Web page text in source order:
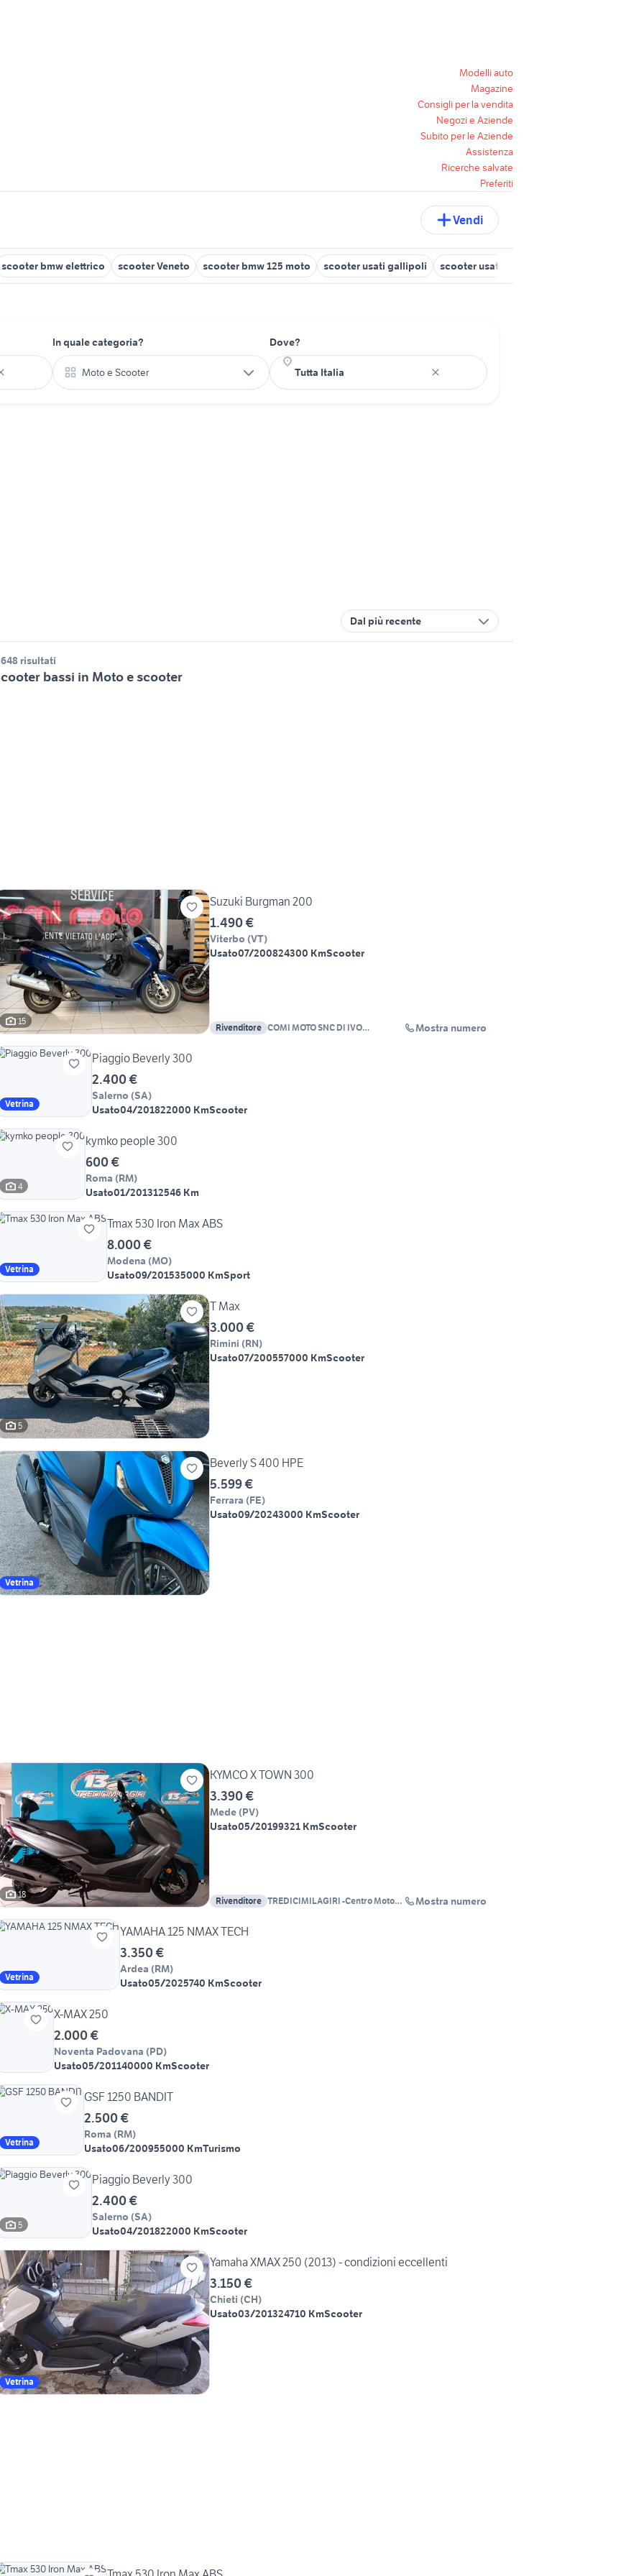
Modelli auto
Magazine
Consigli per la vendita
Negozi e Aziende
Subito per le Aziende
Assistenza
Ricerche salvate
Preferiti
Vendi
scooter bmw elettrico scooter Veneto scooter bmw 125 moto scooter usati gallipoli scooter usati umbria
In quale categoria?
Moto e Scooter
Dove?
Dal più recente
risultati
bassi in Moto e scooter
15
Suzuki Burgman 200
1.490 €
Viterbo (VT)
Usato07/200824300 KmScooter
Rivenditore COMI MOTO SNC DI IVO
Mostra numero
Vetrina
Piaggio Beverly 300
2.400 €
Salerno (SA)
Usato04/201822000 KmScooter
4
kymko people 300
600 €
Roma (RM)
Usato01/201312546 Km
Vetrina
Tmax 530 Iron Max ABS
8.000 €
Modena (MO)
Usato09/201535000 KmSport
5
T Max
3.000 €
Rimini (RN)
Usato07/200557000 KmScooter
Vetrina
Beverly S 400 HPE
5.599 €
Ferrara (FE)
Usato09/20243000 KmScooter
18
KYMCO X TOWN 300
3.390 €
Mede (PV)
Usato05/20199321 KmScooter
Rivenditore TREDICIMILAGIRI -Centro Moto-
Mostra numero
Vetrina
YAMAHA 125 NMAX TECH
3.350 €
Ardea (RM)
Usato05/2025740 KmScooter
X-MAX 250
2.000 €
Noventa Padovana (PD)
Usato05/201140000 KmScooter
Vetrina
GSF 1250 BANDIT
2.500 €
Roma (RM)
Usato06/200955000 KmTurismo
5
Piaggio Beverly 300
2.400 €
Salerno (SA)
Usato04/201822000 KmScooter
Vetrina
Yamaha XMAX 250 (2013) - condizioni eccellenti
3.150 €
Chieti (CH)
Usato03/201324710 KmScooter